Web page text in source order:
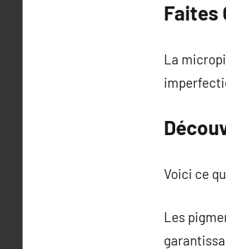
Faites
La
Voici ce
Les